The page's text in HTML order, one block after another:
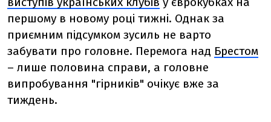
першому в новому році тижні. Однак за
приємним підсумком зусиль не варто
забувати про головне. Перемога над Брестом
– лише половина справи, а головне
випробування "гірників" очікує вже за
тиждень.